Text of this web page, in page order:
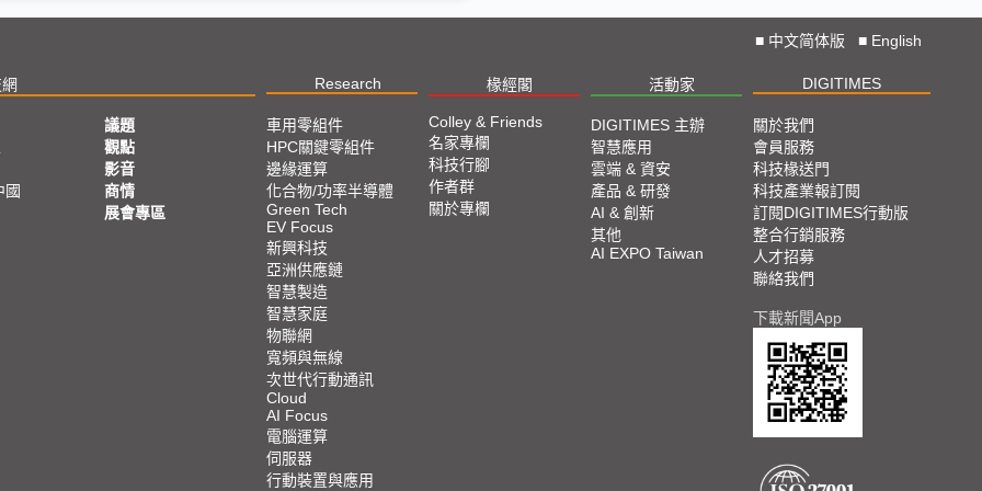
■ 中文简体版 ■ English
Research 椽經閣 活動家 DIGITIMES
國
議題
觀點
影音
商情
展會專區
車用零組件
HPC關鍵零組件
邊緣運算
化合物/功率半導體
Green Tech
EV Focus
新興科技
亞洲供應鏈
智慧製造
智慧家庭
物聯網
寬頻與無線
次世代行動通訊
Cloud
AI Focus
電腦運算
伺服器
行動裝置與應用
Colley & Friends
名家專欄
科技行腳
作者群
關於專欄
DIGITIMES 主辦
智慧應用
雲端 & 資安
產品 & 研發
AI & 創新
其他
AI EXPO Taiwan
關於我們
會員服務
科技椽送門
科技產業報訂閱
訂閱DIGITIMES行動版
整合行銷服務
人才招募
聯絡我們
下載新聞App